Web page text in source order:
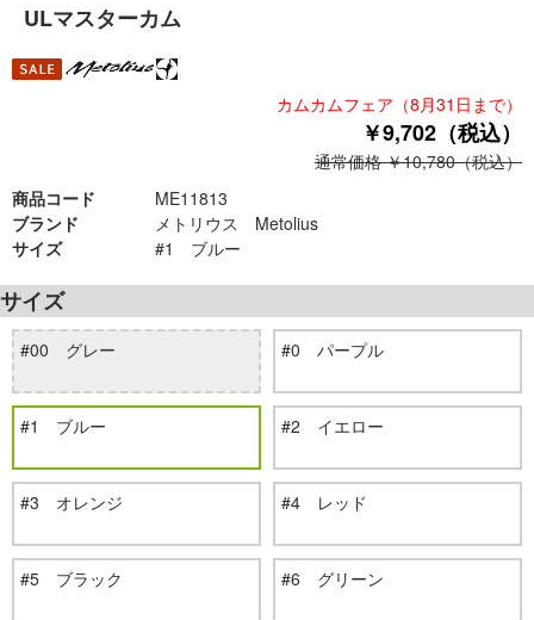
ULマスターカム
カムカムフェア（8月31日まで）
￥9,702（税込）
通常価格 ￥10,780（税込）
商品コード
ME11813
ブランド
メトリウス Metolius
サイズ
#1 ブルー
サイズ
#00 グレー #0 パープル
#1 ブルー #2 イエロー
#3 オレンジ #4 レッド
#5 ブラック #6 グリーン